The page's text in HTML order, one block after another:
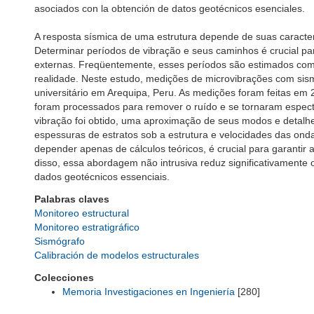
asociados con la obtención de datos geotécnicos esenciales.
A resposta sísmica de uma estrutura depende de suas
Determinar períodos de vibração e seus caminhos é crucial
externas. Freqüentemente, esses períodos são estimados
realidade. Neste estudo, medições de microvibrações com
universitário em Arequipa, Peru. As medições foram feitas
foram processados para remover o ruído e se tornaram
vibração foi obtido, uma aproximação de seus modos e
espessuras de estratos sob a estrutura e velocidades das
depender apenas de cálculos teóricos, é crucial para garantir
disso, essa abordagem não intrusiva reduz
dados geotécnicos essenciais.
Palabras claves
Monitoreo estructural
Monitoreo estratigráfico
Sismógrafo
Calibración de modelos estructurales
Colecciones
Memoria Investigaciones en Ingeniería [280]